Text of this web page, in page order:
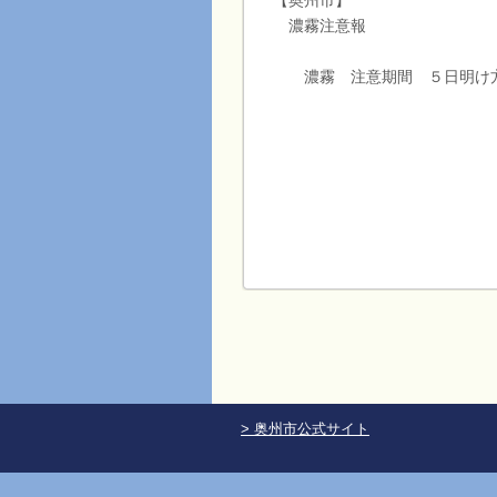
濃霧注意報
濃霧 注意期間 ５日明け
> 奥州市公式サイト